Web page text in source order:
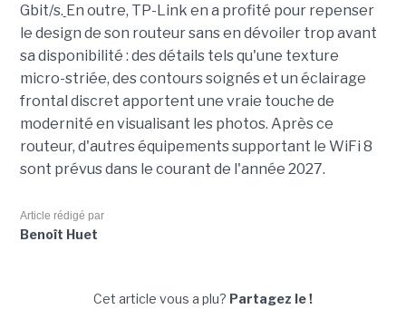
Gbit/s. En outre, TP-Link en a profité pour repenser
le design de son routeur sans en dévoiler trop avant
sa disponibilité : des détails tels qu'une texture
micro-striée, des contours soignés et un éclairage
frontal discret apportent une vraie touche de
modernité en visualisant les photos. Après ce
routeur, d'autres équipements supportant le WiFi 8
sont prévus dans le courant de l'année 2027.
Article rédigé par
Benoît Huet
Cet article vous a plu? Partagez le !